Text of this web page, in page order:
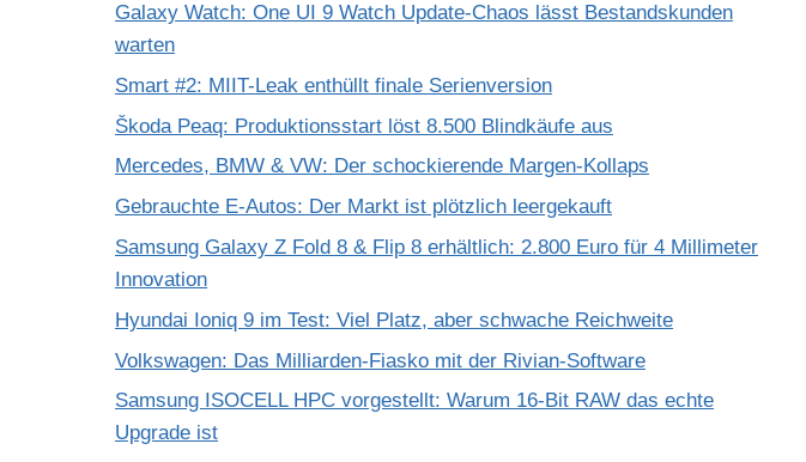
Galaxy Watch: One UI 9 Watch Update-Chaos lässt Bestandskunden
warten
Smart #2: MIIT-Leak enthüllt finale Serienversion
Škoda Peaq: Produktionsstart löst 8.500 Blindkäufe aus
Mercedes, BMW & VW: Der schockierende Margen-Kollaps
Gebrauchte E-Autos: Der Markt ist plötzlich leergekauft
Samsung Galaxy Z Fold 8 & Flip 8 erhältlich: 2.800 Euro für 4 Millimeter
Innovation
Hyundai Ioniq 9 im Test: Viel Platz, aber schwache Reichweite
Volkswagen: Das Milliarden-Fiasko mit der Rivian-Software
Samsung ISOCELL HPC vorgestellt: Warum 16-Bit RAW das echte
Upgrade ist